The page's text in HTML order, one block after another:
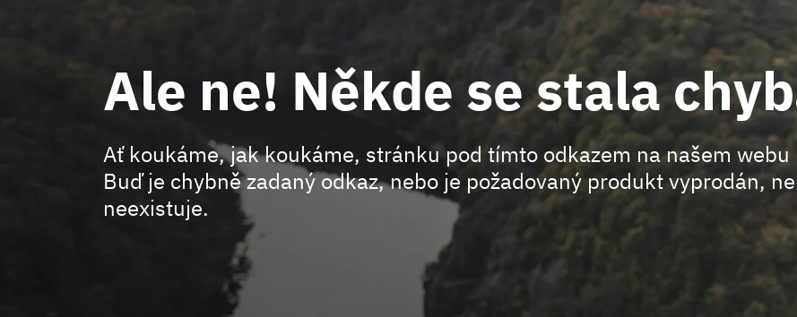
Ale ne! Někde se stala
Ať koukáme, jak koukáme, stránku pod tímto odkazem na našem
Buď je chybně zadaný odkaz, nebo je požadovaný produkt vyprodán,
neexistuje.